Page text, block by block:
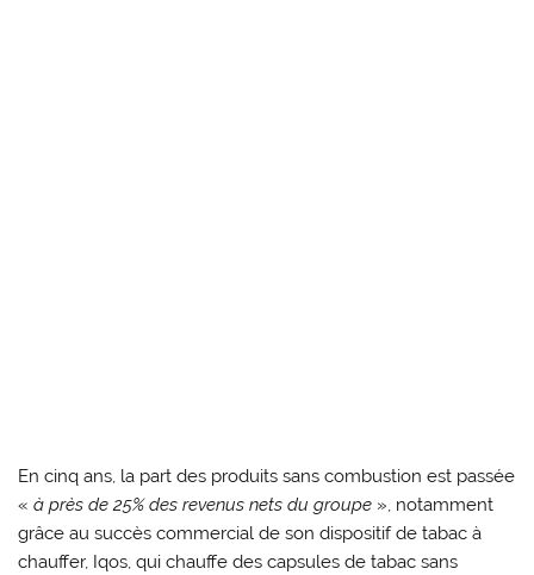
En cinq ans, la part des produits sans combustion est passée
«à près de 25% des revenus nets du groupe », notamment
grâce au succès commercial de son dispositif de tabac à
chauffer, Iqos, qui chauffe des capsules de tabac sans